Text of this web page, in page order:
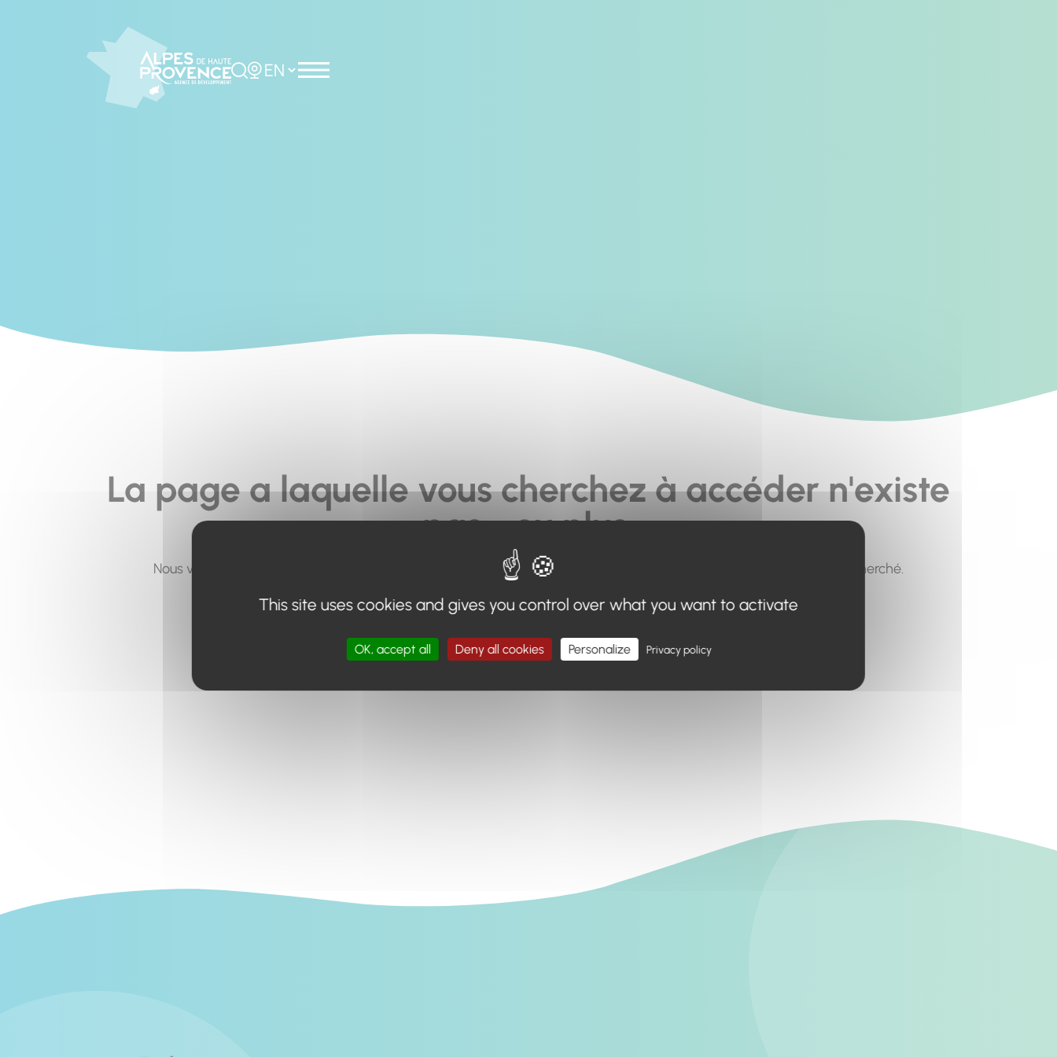
Rechercher
Choisir la langue
La page a laquelle vous cherchez à accéder n'existe
pas... ou plus.
Nous vous invitons à utiliser le moteur de recherche en haut de page, ou à utiliser le menu pour trouver le contenu recherché.
Retour à l'accueil
This site uses cookies and gives you control over what you want to activate
OK, accept all Deny all cookies Personalize Privacy policy